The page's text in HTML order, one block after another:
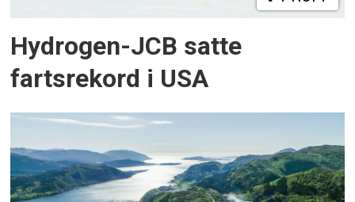
Hydrogen-JCB satte
fartsrekord i USA